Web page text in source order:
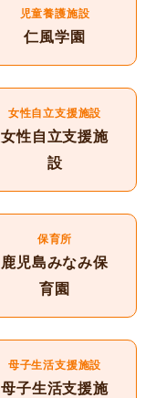
児童養護施設
仁風学園
女性自立支援施設
女性自立支援施
設
保育所
鹿児島みなみ保
育園
母子生活支援施設
母子生活支援施